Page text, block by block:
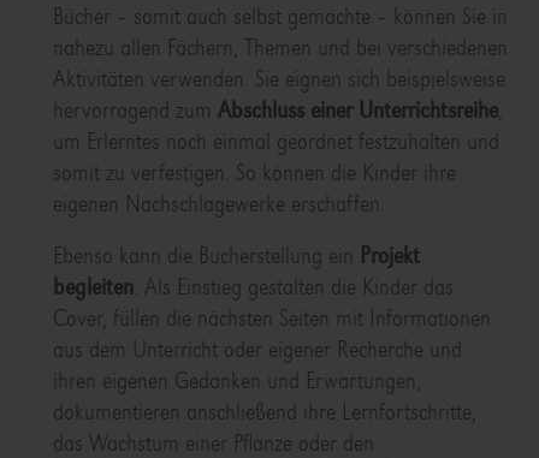
Bücher – somit auch selbst gemachte – können Sie in
nahezu allen Fächern, Themen und bei verschiedenen
Aktivitäten verwenden. Sie eignen sich beispielsweise
hervorragend zum Abschluss einer Unterrichtsreihe,
um Erlerntes noch einmal geordnet festzuhalten und
somit zu verfestigen. So können die Kinder ihre
eigenen Nachschlagewerke erschaffen.
Ebenso kann die Bucherstellung ein Projekt
begleiten . Als Einstieg gestalten die Kinder das
Cover, füllen die nächsten Seiten mit Informationen
aus dem Unterricht oder eigener Recherche und
ihren eigenen Gedanken und Erwartungen,
dokumentieren anschließend ihre Lernfortschritte,
das Wachstum einer Pflanze oder den